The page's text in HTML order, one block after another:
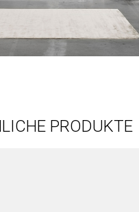
PRODUKTE